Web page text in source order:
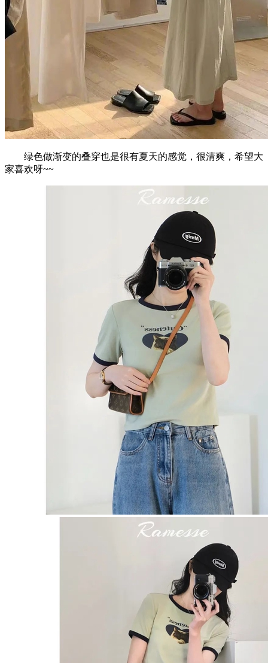
绿色做渐变的叠穿也是很有夏天的感觉，很清爽，希望大
家喜欢呀~~